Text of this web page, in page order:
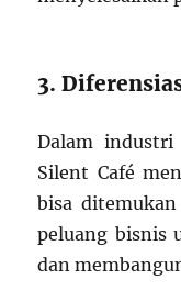
3.
Dalam
Silent Café
bisa
peluang bisnis
dan